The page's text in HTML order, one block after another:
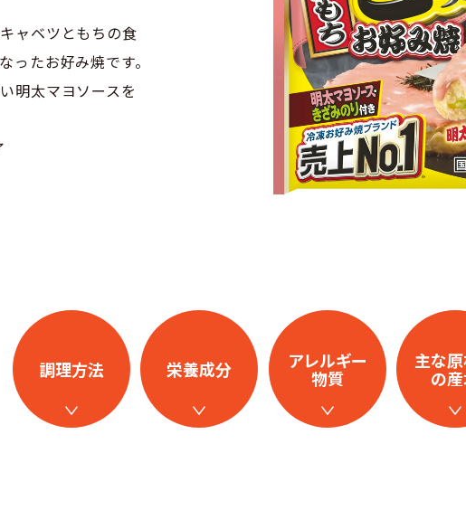
ャベツともちの食
ったお好み焼です。
明太マヨソースを
調理方法 栄養成分 アレルギー
物質
主な
の